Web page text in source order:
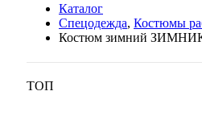
Каталог
Спецодежда, Костюмы
Костюм зимний ЗИМНИК
ТОП